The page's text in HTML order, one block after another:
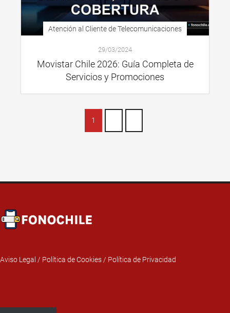
Atención al Cliente de Telecomunicaciones
29/03/2024
Movistar Chile 2026: Guía Completa de
Servicios y Promociones
1
Aviso Legal / Política de Cookies / Política de Privacidad